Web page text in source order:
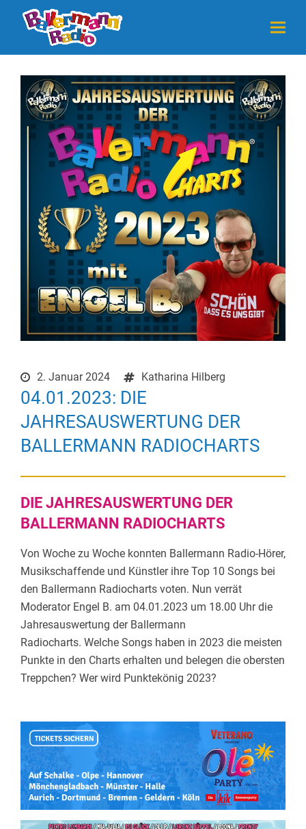
2. Januar 2024 Katharina Hilberg
04.01.2023: DIE
JAHRESAUSWERTUNG DER
BALLERMANN RADIOCHARTS
DIE JAHRESAUSWERTUNG DER
BALLERMANN RADIOCHARTS
Von Woche zu Woche konnten Ballermann Radio-Hörer,
Musikschaffende und Künstler ihre Top 10 Songs bei
den Ballermann Radiocharts voten. Nun verrät
Moderator Engel B. am 04.01.2023 um 18.00 Uhr die
Jahresauswertung der Ballermann
Radiocharts. Welche Songs haben in 2023 die meisten
Punkte in den Charts erhalten und belegen die obersten
Treppchen? Wer wird Punktekönig 2023?